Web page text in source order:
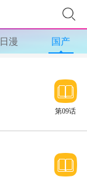
日漫 国产
第09话